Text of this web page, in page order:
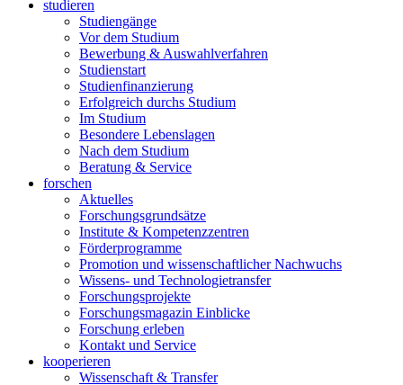
studieren
Studiengänge
Vor dem Studium
Bewerbung & Auswahlverfahren
Studienstart
Studienfinanzierung
Erfolgreich durchs Studium
Im Studium
Besondere Lebenslagen
Nach dem Studium
Beratung & Service
forschen
Aktuelles
Forschungsgrundsätze
Institute & Kompetenzzentren
Förderprogramme
Promotion und wissenschaftlicher Nachwuchs
Wissens- und Technologietransfer
Forschungsprojekte
Forschungsmagazin Einblicke
Forschung erleben
Kontakt und Service
kooperieren
Wissenschaft & Transfer